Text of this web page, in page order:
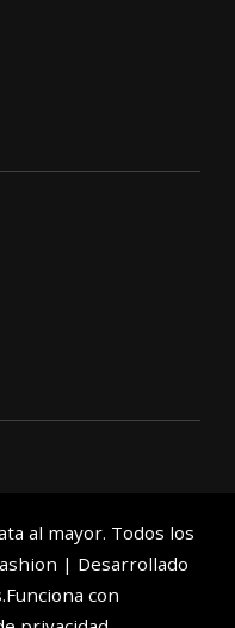
al mayor. Todos los
| Desarrollado
.Funciona con